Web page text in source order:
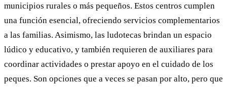
municipios rurales o más pequeños. Estos centros cumplen
una función esencial, ofreciendo servicios complementarios
a las familias. Asimismo, las ludotecas brindan un espacio
lúdico y educativo, y también requieren de auxiliares para
coordinar actividades o prestar apoyo en el cuidado de los
peques. Son opciones que a veces se pasan por alto, pero que